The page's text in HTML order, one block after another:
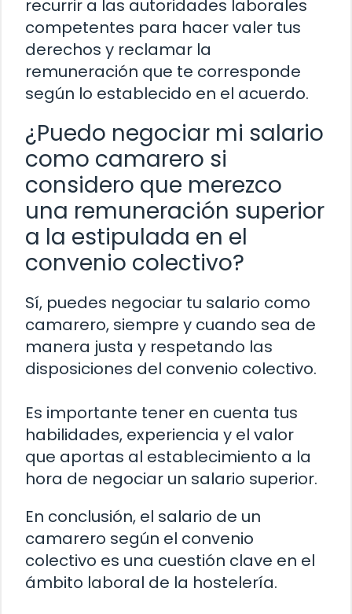
recurrir a las autoridades laborales
competentes para hacer valer tus
derechos y reclamar la
remuneración que te corresponde
según lo establecido en el acuerdo.
¿Puedo negociar mi salario
como camarero si
considero que merezco
una remuneración superior
a la estipulada en el
convenio colectivo?
Sí, puedes negociar tu salario como
camarero, siempre y cuando sea de
manera justa y respetando las
disposiciones del convenio colectivo.
Es importante tener en cuenta tus
habilidades, experiencia y el valor
que aportas al establecimiento a la
hora de negociar un salario superior.
En conclusión, el salario de un
camarero según el convenio
colectivo es una cuestión clave en el
ámbito laboral de la hostelería.